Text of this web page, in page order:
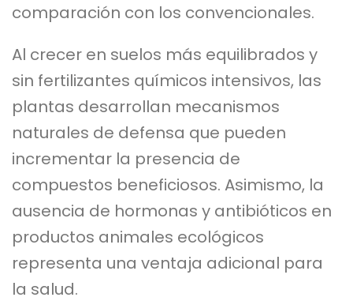
comparación con los convencionales.
Al crecer en suelos más equilibrados y
sin fertilizantes químicos intensivos, las
plantas desarrollan mecanismos
naturales de defensa que pueden
incrementar la presencia de
compuestos beneficiosos. Asimismo, la
ausencia de hormonas y antibióticos en
productos animales ecológicos
representa una ventaja adicional para
la salud.